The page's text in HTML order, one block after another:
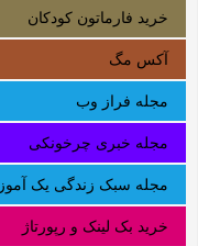
خرید فارماتون کودکان
آکس مگ
مجله فراز وب
مجله خبری چرخونکی
مجله سبک زندگی یک
خرید بک لینک و رپورتاژ